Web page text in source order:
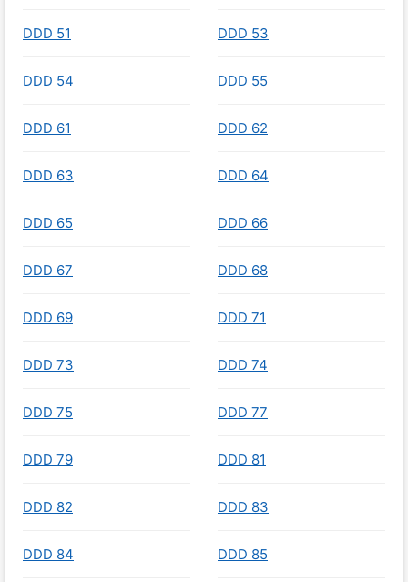
DDD 51 DDD 53
DDD 54 DDD 55
DDD 61 DDD 62
DDD 63 DDD 64
DDD 65 DDD 66
DDD 67 DDD 68
DDD 69 DDD 71
DDD 73 DDD 74
DDD 75 DDD 77
DDD 79 DDD 81
DDD 82 DDD 83
DDD 84 DDD 85